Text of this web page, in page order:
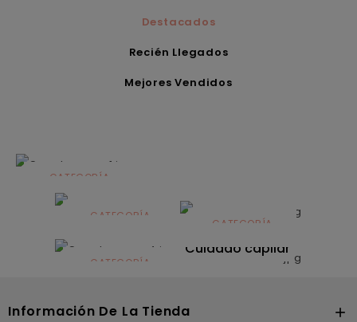
Destacados
Recién Llegados
Mejores Vendidos
CATEGORÍA
Alimentación
infantilCATEGORÍA
Dermocosmética
CATEGORÍA
Solares
CATEGORÍA
Cuidado capilar
Información De La Tienda 